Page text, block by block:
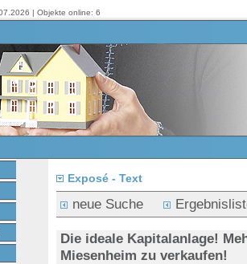
| Objekte online: 6
Exposé - Text
neue Suche
Die ideale Kapitalanlage!
Miesenheim zu verkaufen!